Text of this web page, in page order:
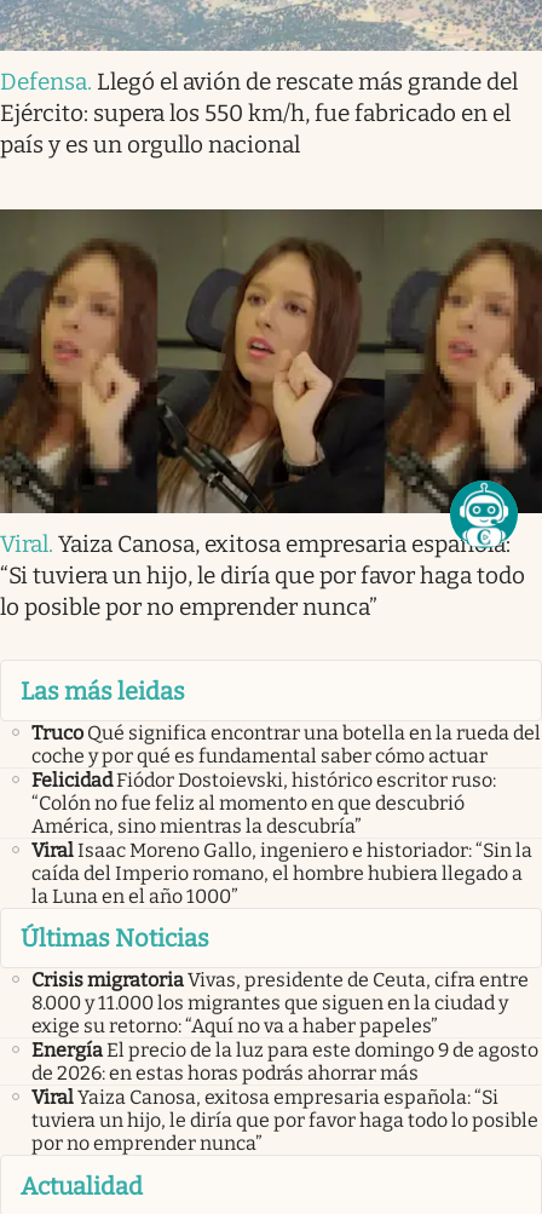
Defensa. Llegó el avión de rescate más grande del
Ejército: supera los 550 km/h, fue fabricado en el
país y es un orgullo nacional
Viral. Yaiza Canosa, exitosa empresaria española:
“Si tuviera un hijo, le diría que por favor haga todo
lo posible por no emprender nunca”
Las más leidas
Truco Qué significa encontrar una botella en la rueda del
coche y por qué es fundamental saber cómo actuar
FelicidadFiódor Dostoievski, histórico escritor ruso:
“Colón no fue feliz al momento en que descubrió
América, sino mientras la descubría”
ViralIsaac Moreno Gallo, ingeniero e historiador: “Sin la
caída del Imperio romano, el hombre hubiera llegado a
la Luna en el año 1000”
Últimas Noticias
Crisis migratoriaVivas, presidente de Ceuta, cifra entre
8.000 y 11.000 los migrantes que siguen en la ciudad y
exige su retorno: “Aquí no va a haber papeles”
EnergíaEl precio de la luz para este domingo 9 de agosto
de 2026: en estas horas podrás ahorrar más
ViralYaiza Canosa, exitosa empresaria española: “Si
tuviera un hijo, le diría que por favor haga todo lo posible
por no emprender nunca”
Actualidad